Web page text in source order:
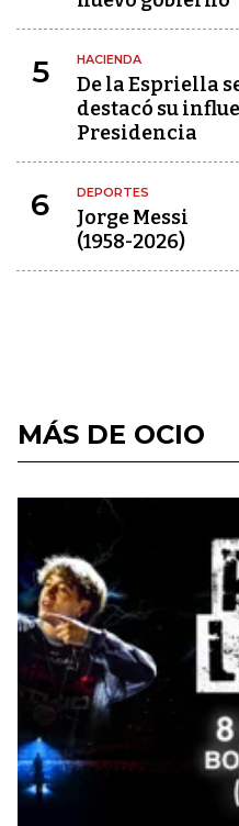
5 HACIENDA
De la Espriella
destacó su
Presidencia
6 DEPORTES
Jorge Messi
(1958-2026)
MÁS DE OCIO